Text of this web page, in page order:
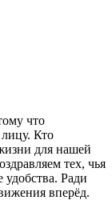
что
Кто
для нашей
тех, чья
Ради
вперёд.